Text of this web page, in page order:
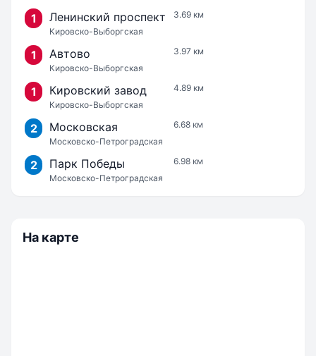
1 Ленинский проспект
Кировско-Выборгская
3.69 км
1 Автово
Кировско-Выборгская
3.97 км
1 Кировский завод
Кировско-Выборгская
4.89 км
2 Московская
Московско-Петроградская
6.68 км
2 Парк Победы
Московско-Петроградская
6.98 км
На карте